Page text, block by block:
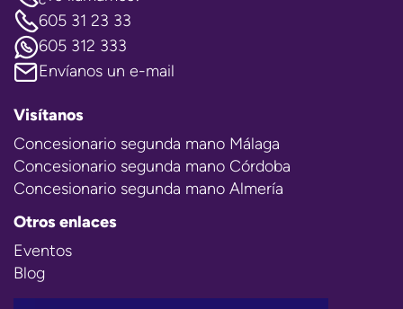
605 31 23 33
605 312 333
Envíanos un e-mail
Visítanos
Concesionario segunda mano Málaga
Concesionario segunda mano Córdoba
Concesionario segunda mano Almería
Otros enlaces
Eventos
Blog